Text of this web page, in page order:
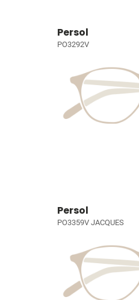
Persol
PO3292V
Persol
PO3359V JACQUES